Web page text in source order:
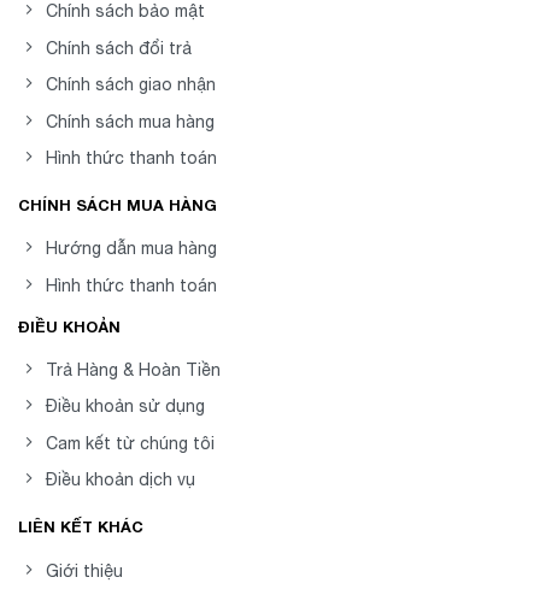
Chính sách bảo mật
Chính sách đổi trả
Chính sách giao nhận
Chính sách mua hàng
Hình thức thanh toán
CHÍNH SÁCH MUA HÀNG
Hướng dẫn mua hàng
Hình thức thanh toán
ĐIỀU KHOẢN
Trả Hàng & Hoàn Tiền
Điều khoản sử dụng
Cam kết từ chúng tôi
Điều khoản dịch vụ
LIÊN KẾT KHÁC
Giới thiệu